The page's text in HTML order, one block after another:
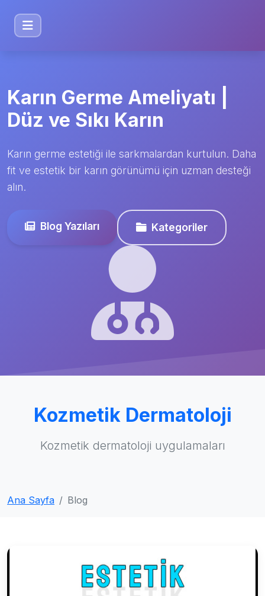
Karın Germe Ameliyatı |
Düz ve Sıkı Karın
Karın germe estetiği ile sarkmalardan kurtulun. Daha
fit ve estetik bir karın görünümü için uzman desteği
alın.
Blog Yazıları Kategoriler
Kozmetik Dermatoloji
Kozmetik dermatoloji uygulamaları
Ana Sayfa Blog